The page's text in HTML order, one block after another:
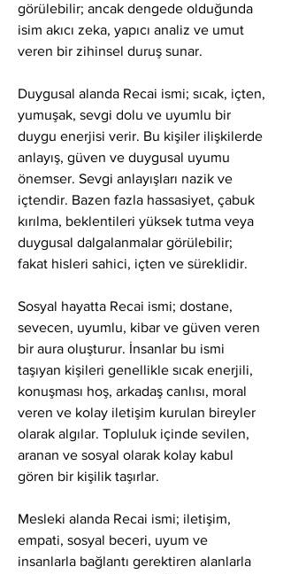
görülebilir; ancak dengede olduğunda
isim akıcı zeka, yapıcı analiz ve umut
veren bir zihinsel duruş sunar.
Duygusal alanda Recai ismi; sıcak, içten,
yumuşak, sevgi dolu ve uyumlu bir
duygu enerjisi verir. Bu kişiler ilişkilerde
anlayış, güven ve duygusal uyumu
önemser. Sevgi anlayışları nazik ve
içtendir. Bazen fazla hassasiyet, çabuk
kırılma, beklentileri yüksek tutma veya
duygusal dalgalanmalar görülebilir;
fakat hisleri sahici, içten ve süreklidir.
Sosyal hayatta Recai ismi; dostane,
sevecen, uyumlu, kibar ve güven veren
bir aura oluşturur. İnsanlar bu ismi
taşıyan kişileri genellikle sıcak enerjili,
konuşması hoş, arkadaş canlısı, moral
veren ve kolay iletişim kurulan bireyler
olarak algılar. Topluluk içinde sevilen,
aranan ve sosyal olarak kolay kabul
gören bir kişilik taşırlar.
Mesleki alanda Recai ismi; iletişim,
empati, sosyal beceri, uyum ve
insanlarla bağlantı gerektiren alanlarla